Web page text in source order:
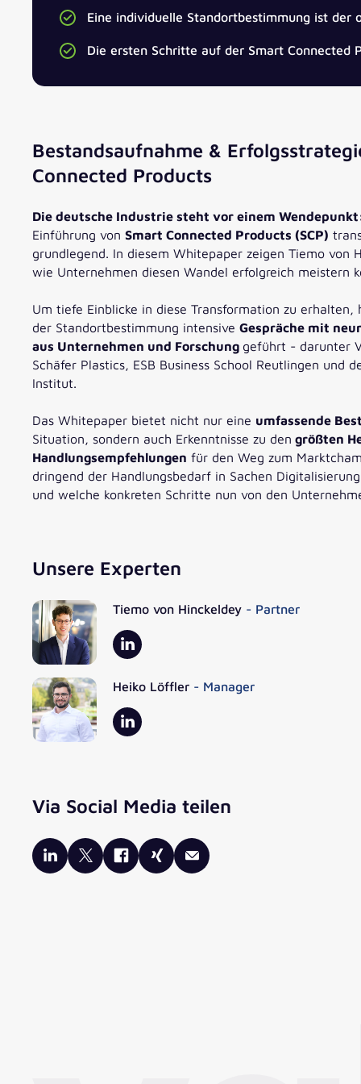
Eine individuelle Standortbestimmung ist der
Die ersten Schritte auf der Smart Connected
Bestandsaufnahme &
Connected Products
Die deutsche Industrie steht vor einem
Einführung von Smart Connected Products (SCP)
grundlegend. In diesem Whitepaper zeigen Tiemo von
wie Unternehmen diesen Wandel erfolgreich meistern
Um tiefe Einblicke in diese Transformation zu erhalten,
der Standortbestimmung intensive Gespräche mit
aus Unternehmen und Forschung geführt - darunter
Schäfer Plastics, ESB Business School Reutlingen und
Institut.
Das Whitepaper bietet nicht nur eine umfassende
Situation, sondern auch Erkenntnisse zu den größten
Handlungsempfehlungen für den Weg zum
dringend der Handlungsbedarf in Sachen
und welche konkreten Schritte nun von den
Unsere Experten
Tiemo von Hinckeldey - Partner
Heiko Löffler - Manager
Via Social Media teilen